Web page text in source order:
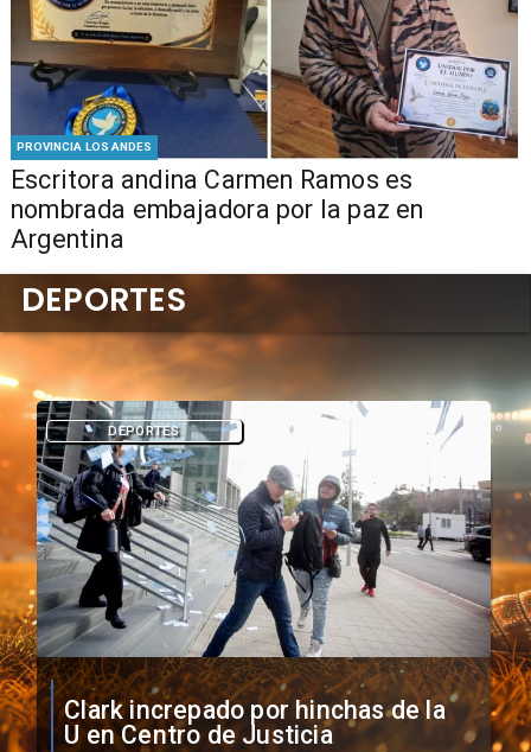
PROVINCIA LOS ANDES
Escritora andina Carmen Ramos es
nombrada embajadora por la paz en
Argentina
Vozinha firma contrato con Colo
Colo como nuevo arquero
DEPORTES
DEPORTES